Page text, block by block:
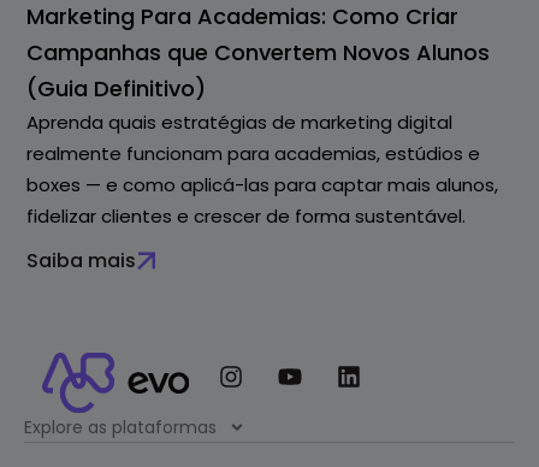
Marketing Para Academias: Como Criar
Campanhas que Convertem Novos Alunos
(Guia Definitivo)
Aprenda quais estratégias de marketing digital
realmente funcionam para academias, estúdios e
boxes — e como aplicá-las para captar mais alunos,
fidelizar clientes e crescer de forma sustentável.
Saiba mais
Explore as plataformas